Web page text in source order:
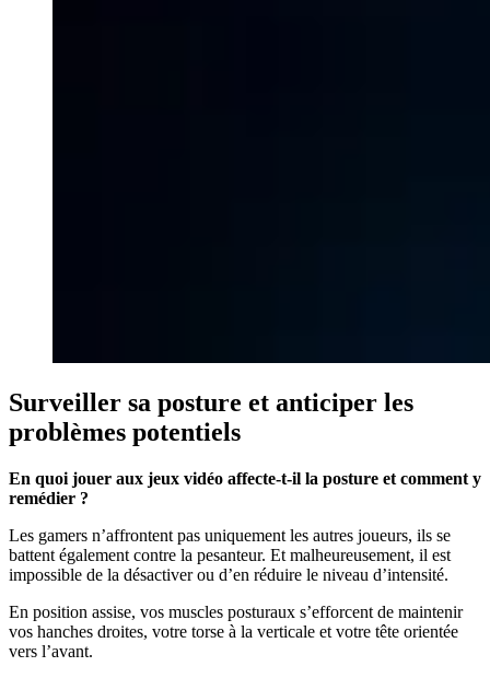
Surveiller sa posture et anticiper les
problèmes potentiels
En quoi jouer aux jeux vidéo affecte-t-il la posture et comment y
remédier ?
Les gamers n’affrontent pas uniquement les autres joueurs, ils se
battent également contre la pesanteur. Et malheureusement, il est
impossible de la désactiver ou d’en réduire le niveau d’intensité.
En position assise, vos muscles posturaux s’efforcent de maintenir
vos hanches droites, votre torse à la verticale et votre tête orientée
vers l’avant.